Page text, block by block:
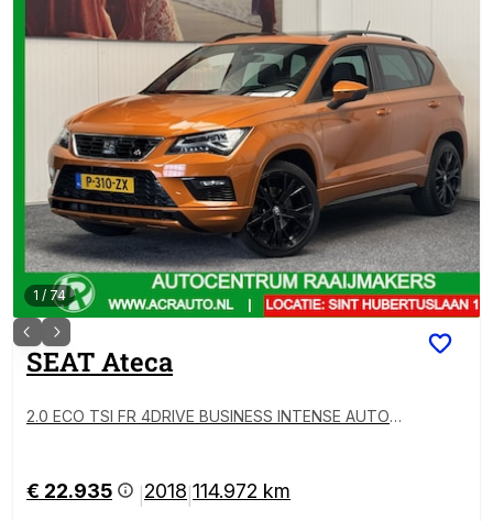
1 / 74
SEATAteca
2.0 ECO TSI FR 4DRIVE BUSINESS INTENSE AUTOMA
ANDROID 360 CAMERA RIJSTROOKSENSOREN DOD
EHOEKSENSOREN ZEER MOOI !!
€ 22.935 2018 114.972 km